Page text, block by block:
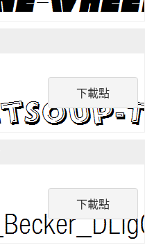
下載點
下載點